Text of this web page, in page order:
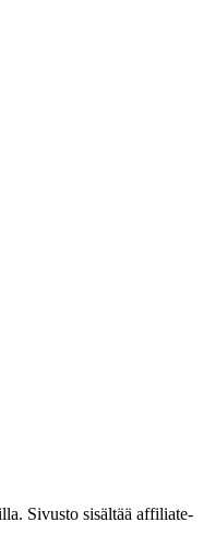
Sivusto sisältää affiliate-